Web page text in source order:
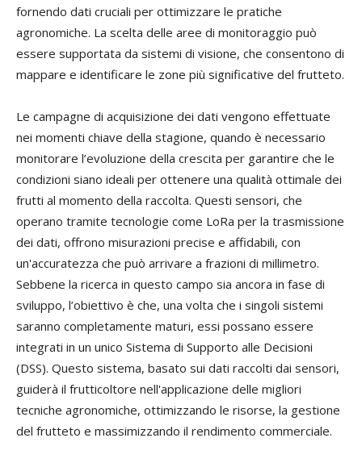
fornendo dati cruciali per ottimizzare le pratiche
agronomiche. La scelta delle aree di monitoraggio può
essere supportata da sistemi di visione, che consentono di
mappare e identificare le zone più significative del frutteto.
Le campagne di acquisizione dei dati vengono effettuate
nei momenti chiave della stagione, quando è necessario
monitorare l’evoluzione della crescita per garantire che le
condizioni siano ideali per ottenere una qualità ottimale dei
frutti al momento della raccolta. Questi sensori, che
operano tramite tecnologie come LoRa per la trasmissione
dei dati, offrono misurazioni precise e affidabili, con
un'accuratezza che può arrivare a frazioni di millimetro.
Sebbene la ricerca in questo campo sia ancora in fase di
sviluppo, l’obiettivo è che, una volta che i singoli sistemi
saranno completamente maturi, essi possano essere
integrati in un unico Sistema di Supporto alle Decisioni
(DSS). Questo sistema, basato sui dati raccolti dai sensori,
guiderà il frutticoltore nell'applicazione delle migliori
tecniche agronomiche, ottimizzando le risorse, la gestione
del frutteto e massimizzando il rendimento commerciale.